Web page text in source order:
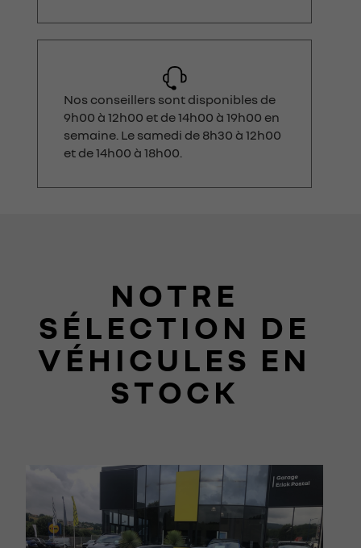
Nos conseillers sont disponibles de
9h00 à 12h00 et de 14h00 à 19h00 en
semaine. Le samedi de 8h30 à 12h00
et de 14h00 à 18h00.
NOTRE
SÉLECTION DE
VÉHICULES EN
STOCK